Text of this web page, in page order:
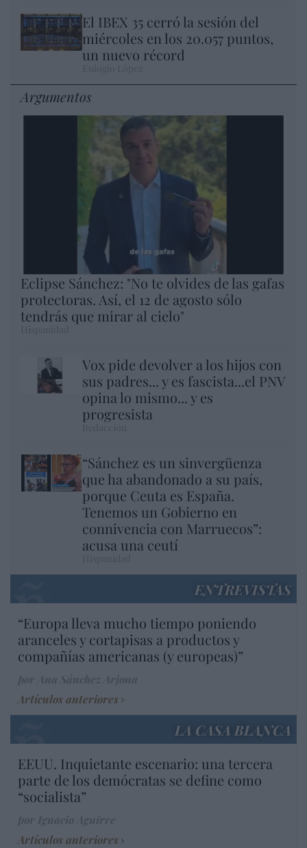
El IBEX 35 cerró la sesión del
miércoles en los 20.057 puntos,
un nuevo récord
Argumentos
Eclipse Sánchez: "No te olvides de las gafas
protectoras. Así, el 12 de agosto sólo
tendrás que mirar al cielo"
Vox pide devolver a los hijos con
sus padres... y es fascista...el PNV
opina lo mismo... y es
progresista
“Sánchez es un sinvergüenza
que ha abandonado a su país,
porque Ceuta es España.
Tenemos un Gobierno en
connivencia con Marruecos”:
acusa una ceutí
ENTREVISTAS
“Europa lleva mucho tiempo poniendo
aranceles y cortapisas a productos y
compañías americanas (y europeas)”
Artículos anteriores
LA CASA BLANCA
EEUU. Inquietante escenario: una tercera
parte de los demócratas se define como
“socialista”
Artículos anteriores